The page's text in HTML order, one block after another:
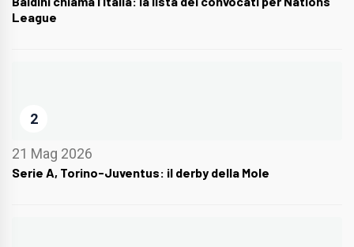
League
2
21 Mag 2026
Serie A, Torino-Juventus: il derby della Mole